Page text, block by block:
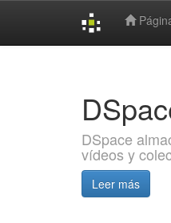
DSpace
vídeos y
Leer más